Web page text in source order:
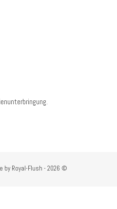
by Royal-Flush - 2026 ©